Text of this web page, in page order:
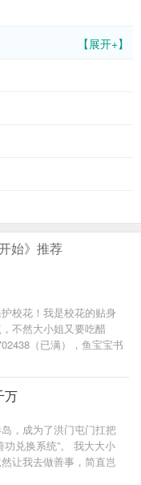
【展开+】
始》推荐
校花！我是校花的贴身
不然大小姐又要吃醋
（已满），鱼宝宝书
万
，成为了洪门屯门扛把
兑换系统”。 我大大小
让我去做善事，简直岂